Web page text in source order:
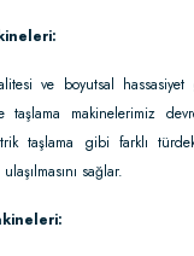
ve boyutsal hassasiyet
taşlama makinelerimiz
taşlama gibi farklı
sağlar.